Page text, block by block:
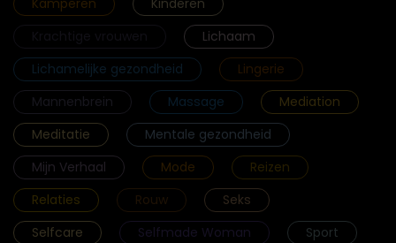
Lichaam
Lichamelijke gezondheid
Lingerie
Mannenbrein
Massage
Mediation
Meditatie
Mentale gezondheid
Mijn Verhaal
Mode
Reizen
Relaties
Rouw
Seks
Selfcare
Selfmade Woman
Sport